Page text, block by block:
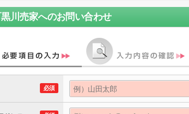
川売家へのお問い合わせ
必須